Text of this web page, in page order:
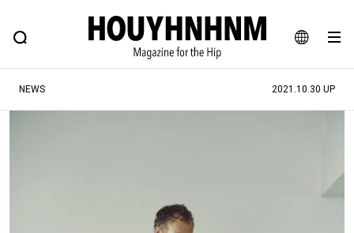
JA
EN
FEATURE BLOG SNAP
ヒップなファッション、カルチャー、ライフスタイルWEBマガジン
#マイナーグッド図鑑
NEWS 2021.10.30 UP